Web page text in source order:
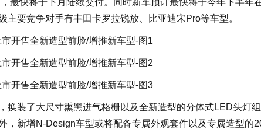
最快将于下月陆续交付。同时新车预计最快将于今年下半年
要竞争对手有丰田卡罗拉锐放、比亚迪宋Pro等车型。
换装了大尺寸熏黑进气格栅以及全新造型的分体式LED头灯
，新增N-Design车型或将配备专属外观套件以及专属造型的